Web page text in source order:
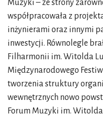
Thomas Guggeis. Żydzi
Filistynów. Chociaż
Dalili, później świadomie
modlił się do Boga i
zginąć pod gruzami
naród. W podobnej
Purcella. Wykonają ją
Cracoviensis i Accademia
Muzyki – ze strony
współpracowała z
inżynierami oraz innymi
inwestycji. Równolegle
Filharmonii im. Witolda
Międzynarodowego
tworzenia struktury
wewnętrznych nowo
Forum Muzyki im.